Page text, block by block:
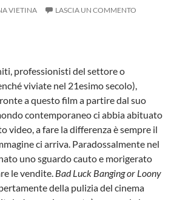
VIETINA LASCIA UN COMMENTO
professionisti del settore o
viviate nel 21esimo secolo),
a questo film a partire dal suo
contemporaneo ci abbia abituato
video, a fare la differenza è sempre il
ci arriva. Paradossalmente nel
uno sguardo cauto e morigerato
le vendite. Bad Luck Banging or Loony
della pulizia del cinema